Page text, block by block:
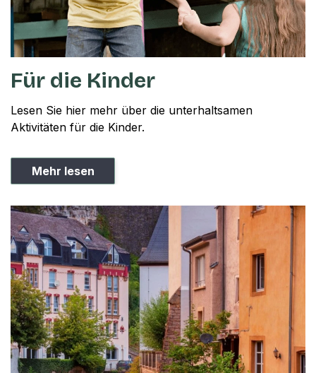
Für die Kinder
Lesen Sie hier mehr über die unterhaltsamen
Aktivitäten für die Kinder.
Mehr lesen